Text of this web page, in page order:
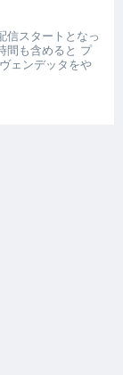
信スタートとなっ
間も含めると プ
ェンデッタをや